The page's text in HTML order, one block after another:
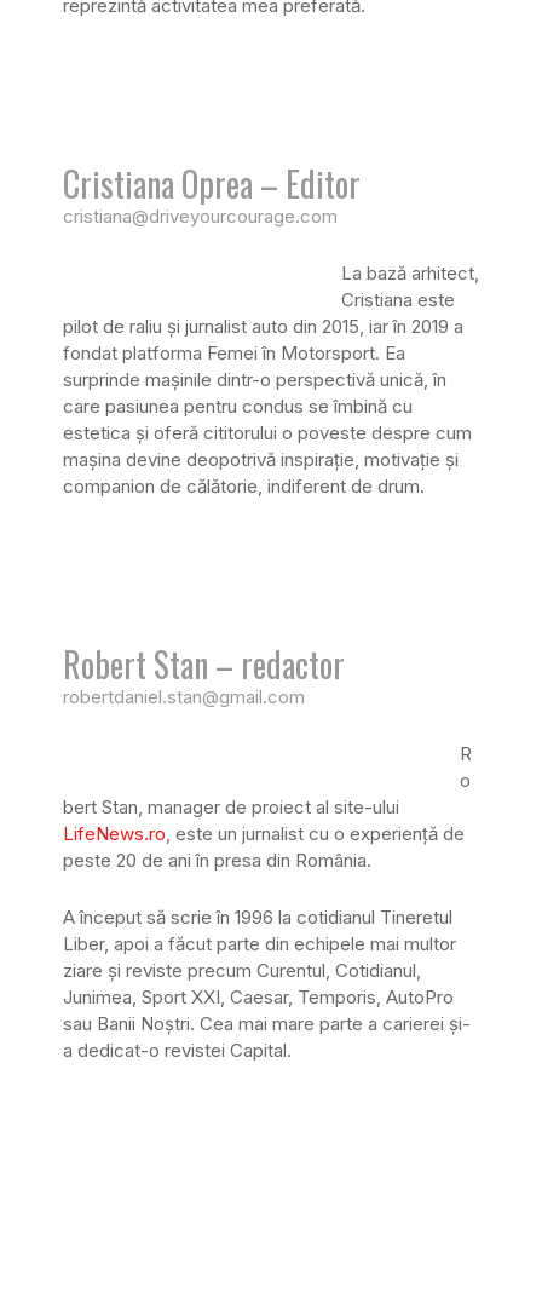
reprezintă activitatea mea preferată.
Cristiana Oprea – Editor
cristiana@driveyourcourage.com
La bază arhitect,
Cristiana este
pilot de raliu și jurnalist auto din 2015, iar în 2019 a
fondat platforma Femei în Motorsport. Ea
surprinde mașinile dintr-o perspectivă unică, în
care pasiunea pentru condus se îmbină cu
estetica și oferă cititorului o poveste despre cum
mașina devine deopotrivă inspirație, motivație și
companion de călătorie, indiferent de drum.
Robert Stan – redactor
robertdaniel.stan@gmail.com
R
o
bert Stan, manager de proiect al site-ului
LifeNews.ro, este un jurnalist cu o experiență de
peste 20 de ani în presa din România.
A început să scrie în 1996 la cotidianul Tineretul
Liber, apoi a făcut parte din echipele mai multor
ziare și reviste precum Curentul, Cotidianul,
Junimea, Sport XXI, Caesar, Temporis, AutoPro
sau Banii Noștri. Cea mai mare parte a carierei și-
a dedicat-o revistei Capital.